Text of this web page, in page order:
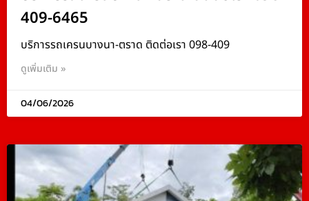
409-6465
บริการรถเครนบางนา-ตราด ติดต่อเรา 098-409
ดูเพิ่มเติม »
04/06/2026